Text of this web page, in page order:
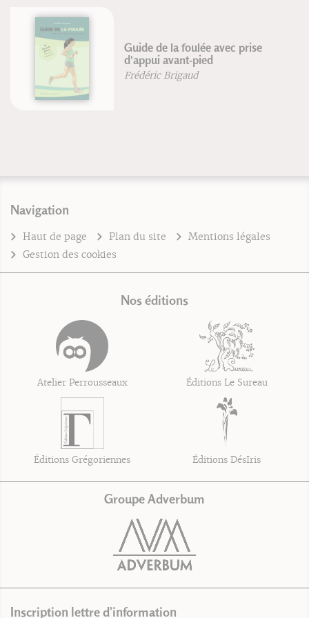
Guide de la foulée avec prise
d'appui avant-pied
Frédéric Brigaud
Navigation
Haut de page Plan du site
Mentions légales
Gestion des cookies
Nos éditions
Atelier Perrousseaux Éditions Le Sureau
Éditions Grégoriennes Éditions DésIris
Groupe Adverbum
Inscription lettre d'information